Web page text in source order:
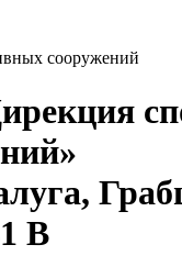
сооружений
В